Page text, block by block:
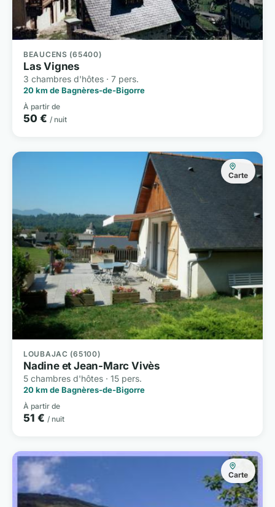
BEAUCENS (65400)
Las Vignes
3 chambres d'hôtes · 7 pers.
20 km de Bagnères-de-Bigorre
À partir de
50 € / nuit
Carte
LOUBAJAC (65100)
Nadine et Jean-Marc Vivès
5 chambres d'hôtes · 15 pers.
20 km de Bagnères-de-Bigorre
À partir de
51 € / nuit
Carte